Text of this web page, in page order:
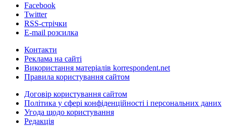
Facebook
Twitter
RSS-стрічки
E-mail розсилка
Контакти
Реклама на сайті
Використання матеріалів korrespondent.net
Правила користування сайтом
Договір користування сайтом
Політика у сфері конфіденційності і персональних даних
Угода щодо користування
Редакція